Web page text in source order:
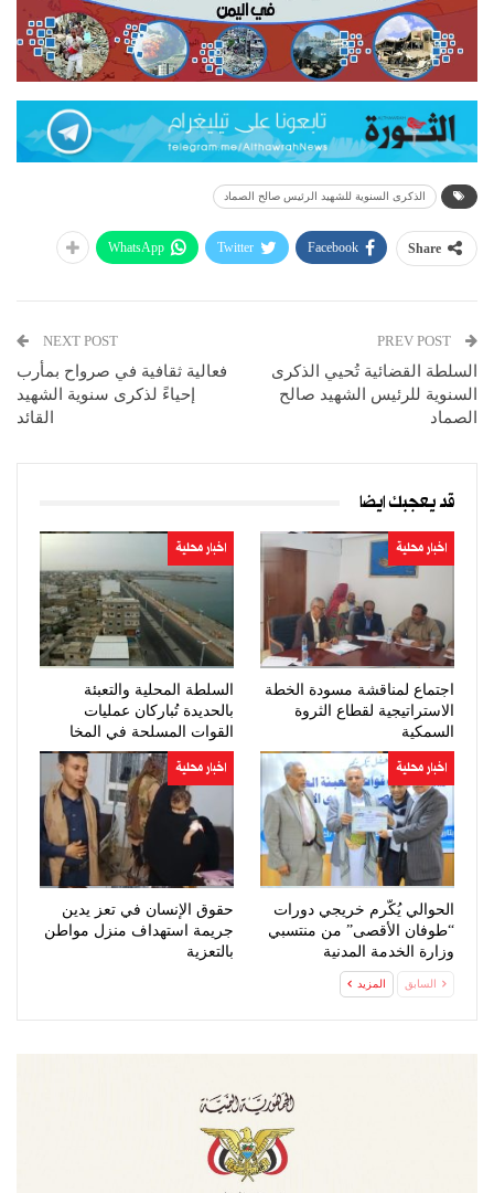
الذكرى السنوية للشهيد الرئيس صالح الصماد
Share
Facebook
Twitter
WhatsApp
السلطة القضائية تُحيي الذكرى
السنوية للرئيس الشهيد صالح
الصماد
NEXT POST
فعالية ثقافية في صرواح بمأرب
إحياءً لذكرى سنوية الشهيد
القائد
قد يعجبك ايضا
اخبار محلية
اجتماع لمناقشة مسودة الخطة
الاستراتيجية لقطاع الثروة
السمكية
اخبار محلية
السلطة المحلية والتعبئة
بالحديدة تُباركان عمليات
القوات المسلحة في المخا
اخبار محلية
الحوالي يُكّرم خريجي دورات
“طوفان الأقصى” من منتسبي
وزارة الخدمة المدنية
اخبار محلية
حقوق الإنسان في تعز يدين
جريمة استهداف منزل مواطن
بالتعزية
السابق المزيد